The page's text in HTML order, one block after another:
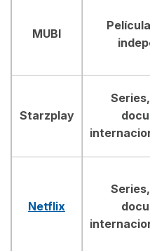
MUBI
Starzplay
Netflix